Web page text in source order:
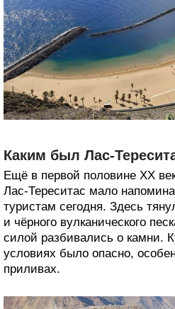
Каким был Лас-
Ещё в первой половине XX
Лас-Тереситас мало
туристам сегодня. Здесь
и чёрного вулканического
силой разбивались о камни.
условиях было опасно,
приливах.